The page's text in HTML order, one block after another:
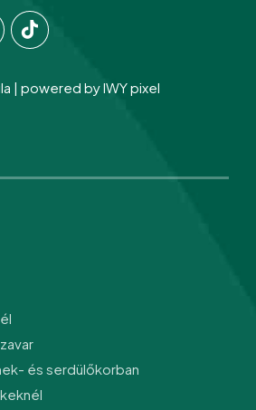
| powered byIWY pixel
és serdülőkorban